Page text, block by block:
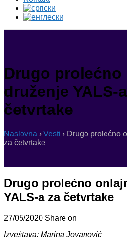
Drugo prolećno
druženje YALS-
četvrtake
Naslovna › Vesti › Drugo prolećno
za četvrtake
Drugo prolećno
YALS-a za četvrtake
27/05/2020 Share on
Izveštava: Marina Jovanović